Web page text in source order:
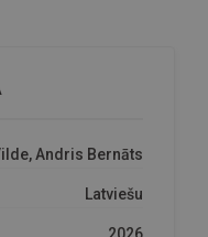
Andris Bernāts
Latviešu